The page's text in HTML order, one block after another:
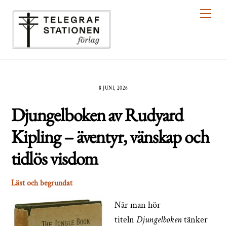
8 JUNI, 2026
Djungelboken av Rudyard
Kipling – äventyr, vänskap och
tidlös visdom
Läst och begrundat
När man hör
titelnDjungelbokentänker